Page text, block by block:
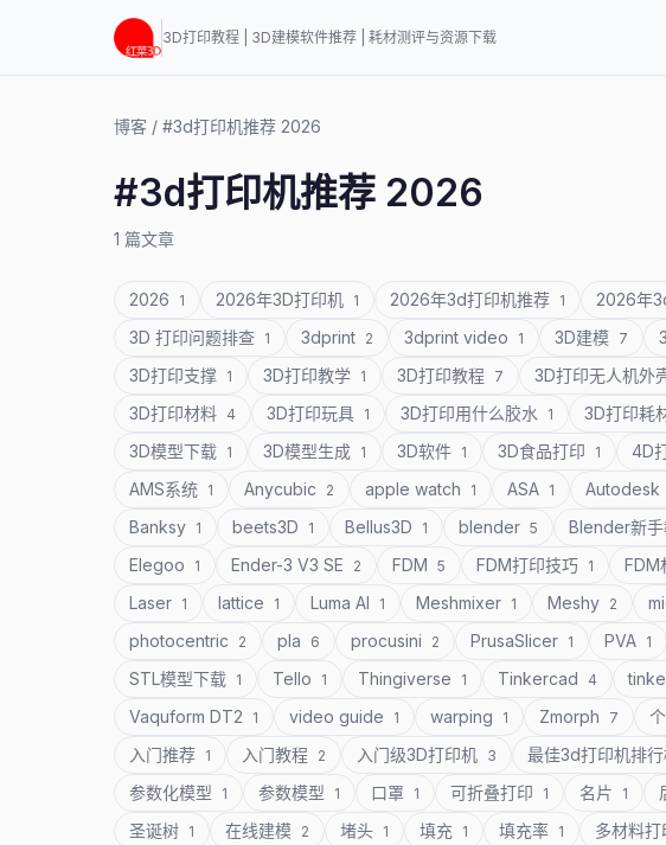
3D打印教程 | 3D建模软件推荐 | 耗材测评与资源下载
博客 / #3d打印机推荐 2026
#3d打印机推荐 2026
1 篇文章
2026 1 2026年3D打印机 1 2026年3d打印机推荐 1 2026年
3D 打印问题排查 1 3dprint 2 3dprint video 1 3D建模 7
3D打印支撑 1 3D打印教学 1 3D打印教程 7 3D打印无人机外
3D打印材料 4 3D打印玩具 1 3D打印用什么胶水 1 3D打印耗
3D模型下载 1 3D模型生成 1 3D软件 1 3D食品打印 1 4D
AMS系统 1 Anycubic 2 apple watch 1 ASA 1 Autodesk
Banksy 1 beets3D 1 Bellus3D 1 blender 5 Blender新
Elegoo 1 Ender-3 V3 SE 2 FDM 5 FDM打印技巧 1 FDM
Laser 1 lattice 1 Luma AI 1 Meshmixer 1 Meshy 2
photocentric 2 pla 6 procusini 2 PrusaSlicer 1 PVA 1
STL模型下载 1 Tello 1 Thingiverse 1 Tinkercad 4
Vaquform DT2 1 video guide 1 warping 1 Zmorph 7
入门推荐 1 入门教程 2 入门级3D打印机 3 最佳3d打印机排
参数化模型 1 参数模型 1 口罩 1 可折叠打印 1 名片 1
圣诞树 1 在线建模 2 堵头 1 填充 1 填充率 1 多材料打